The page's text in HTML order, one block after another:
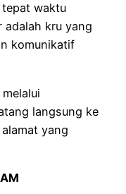
waktu
adalah kru yang
komunikatif
langsung ke
yang